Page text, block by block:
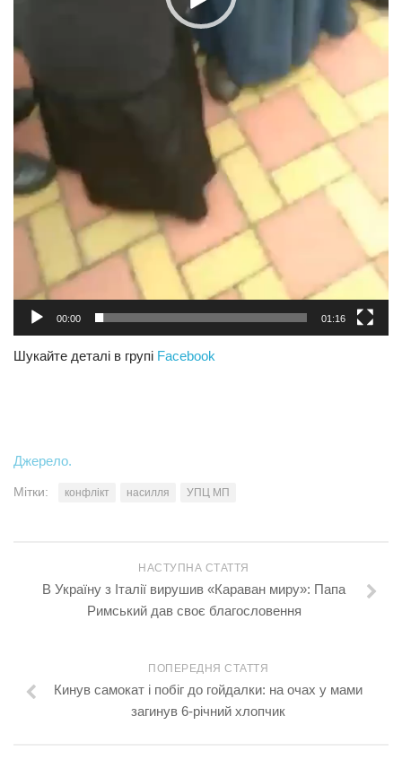
00:00 01:16
Шукайте деталі в групі Facebook
Джерело.
Мітки: конфлікт насилля УПЦ МП
НАСТУПНА СТАТТЯ
В Україну з Італії вирушив «Караван миру»: Папа
Римський дав своє благословення
ПОПЕРЕДНЯ СТАТТЯ
Кинув самокат і побіг до гойдалки: на очах у мами
загинув 6-річний хлопчик